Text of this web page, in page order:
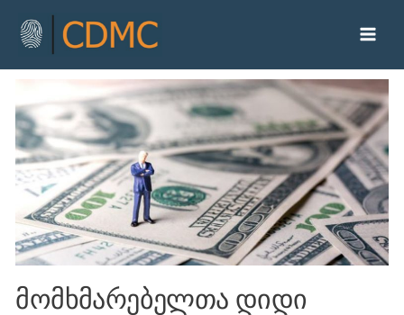
მომხმარებელთა დიდი